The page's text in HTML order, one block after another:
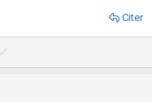
Citer
o